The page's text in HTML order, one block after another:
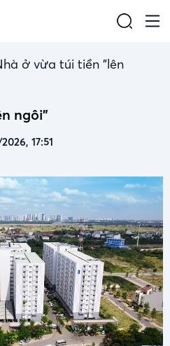
ở vừa túi tiền "lên
ngôi"
17:51